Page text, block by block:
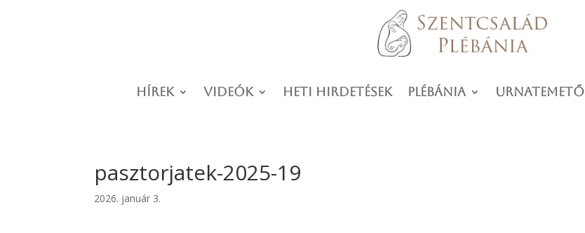
Hírek Videók Heti hirdetések Plébánia Urnatemető
pasztorjatek-2025-19
2026. január 3.